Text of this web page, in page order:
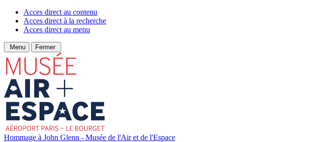
Acces direct au contenu
Acces direct à la recherche
Acces direct au menu
Menu Fermer
Hommage à John Glenn - Musée de l'Air et de l'Espace